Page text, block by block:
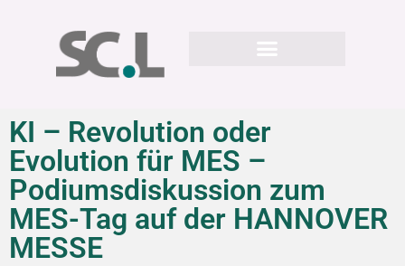
KI – Revolution oder
Evolution für MES –
Podiumsdiskussion zum
MES-Tag auf der HANNOVER
MESSE